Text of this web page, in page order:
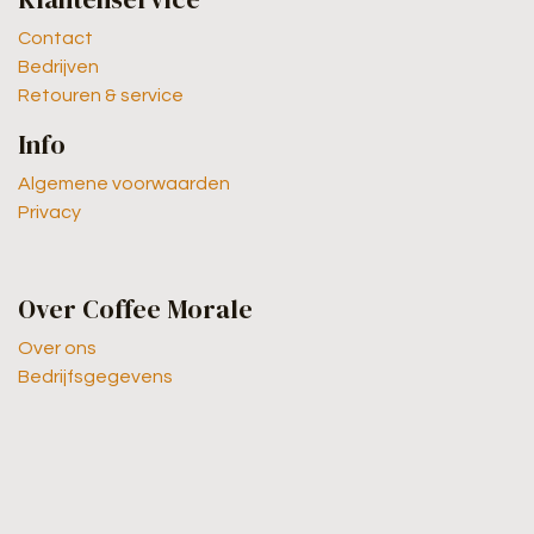
Contact
Bedrijven
Retouren & service
Info
Algemene voorwaarden
Privacy
Over Coffee Morale
Over ons
Bedrijfsgegevens